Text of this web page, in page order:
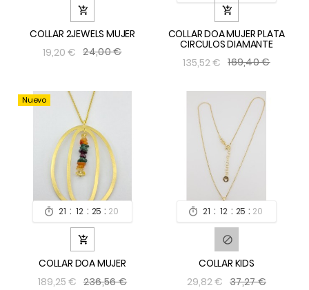

COLLAR 2JEWELS MUJER
19,20 € 24,00 €

COLLAR DOA MUJER PLATA
CIRCULOS DIAMANTE
135,52 € 169,40 €
Nuevo
 21 : 12 : 25 : 19

COLLAR DOA MUJER
189,25 € 236,56 €
 21 : 12 : 25 : 19

COLLAR KIDS
29,82 € 37,27 €